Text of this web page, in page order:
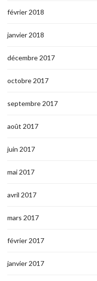
février 2018
janvier 2018
décembre 2017
octobre 2017
septembre 2017
août 2017
juin 2017
mai 2017
avril 2017
mars 2017
février 2017
janvier 2017